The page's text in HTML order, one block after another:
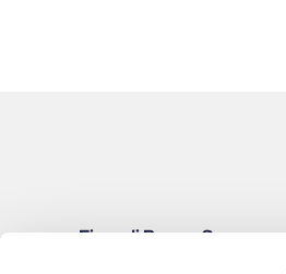
Fiere di Parma S.p.a.